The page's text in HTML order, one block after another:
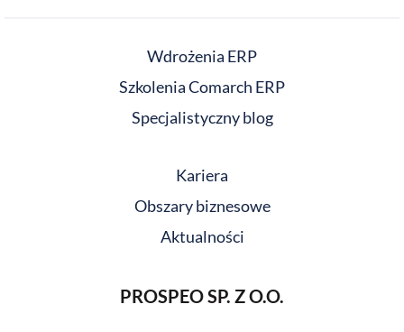
PROSPEO SP. Z O.O.
Wdrożenia ERP
Szkolenia Comarch ERP
Specjalistyczny blog
Kariera
Obszary biznesowe
Aktualności